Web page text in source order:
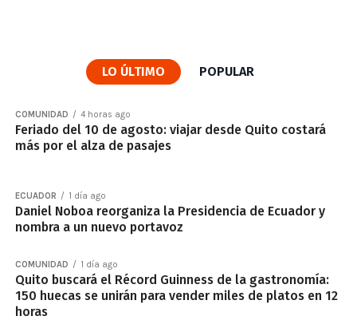
LO ÚLTIMO POPULAR
COMUNIDAD 4 horas ago
Feriado del 10 de agosto: viajar desde Quito costará
más por el alza de pasajes
ECUADOR 1 día ago
Daniel Noboa reorganiza la Presidencia de Ecuador y
nombra a un nuevo portavoz
COMUNIDAD 1 día ago
Quito buscará el Récord Guinness de la gastronomía:
150 huecas se unirán para vender miles de platos en 12
horas